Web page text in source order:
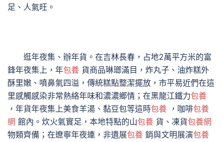
足、人氣旺。
逛年夜集、辦年貨。在吉林長春，占地2萬平方米的富
鋒年夜集上，年包養 貨商品琳瑯滿目，炸丸子、油炸糕外
酥里嫩、噴鼻氣四溢，傳統糕點整潔擺放，市平易近們在這
里感觸感染非常熱絡年味和濃濃鄉情；在黑龍江鐵力包養
，年貨年夜集上美食羊湯、黏豆包等這時包養 ，咖啡包養
網 館內。炊火氣實足，本地特點的山包養 貨、凍貨包養網
物類齊備；在遼寧年夜連，非遺展包養 銷與文明展演包養